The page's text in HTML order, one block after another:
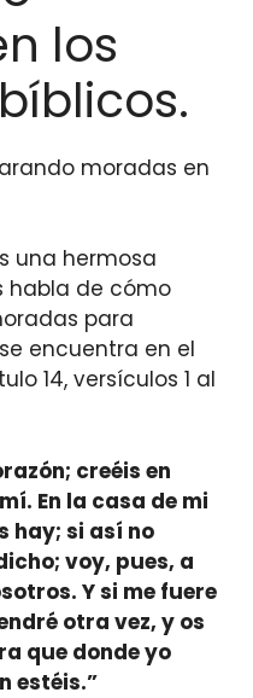
los
moradas en
una hermosa
habla de cómo
para
encuentra en el
14, versículos 1 al
creéis en
En la casa de mi
hay; si así no
voy, pues, a
Y si me fuere
otra vez, y os
que donde yo
estéis.”